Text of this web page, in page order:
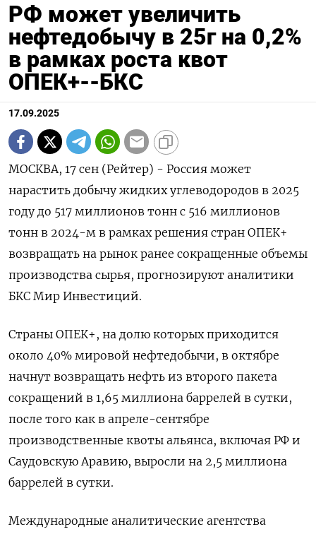
РФ может увеличить
нефтедобычу в 25г на 0,2%
в рамках роста квот
ОПЕК+--БКС
17.09.2025
МОСКВА, 17 сен (Рейтер) - Россия может
нарастить добычу жидких углеводородов в 2025
году до 517 миллионов тонн с 516 миллионов
тонн в 2024-м в рамках решения стран ОПЕК+
возвращать на рынок ранее сокращенные объемы
производства сырья, прогнозируют аналитики
БКС Мир Инвестиций.
Страны ОПЕК+, на долю которых приходится
около 40% мировой нефтедобычи, в октябре
начнут возвращать нефть из второго пакета
сокращений в 1,65 миллиона баррелей в сутки,
после того как в апреле-сентябре
производственные квоты альянса, включая РФ и
Саудовскую Аравию, выросли на 2,5 миллиона
баррелей в сутки.
Международные аналитические агентства